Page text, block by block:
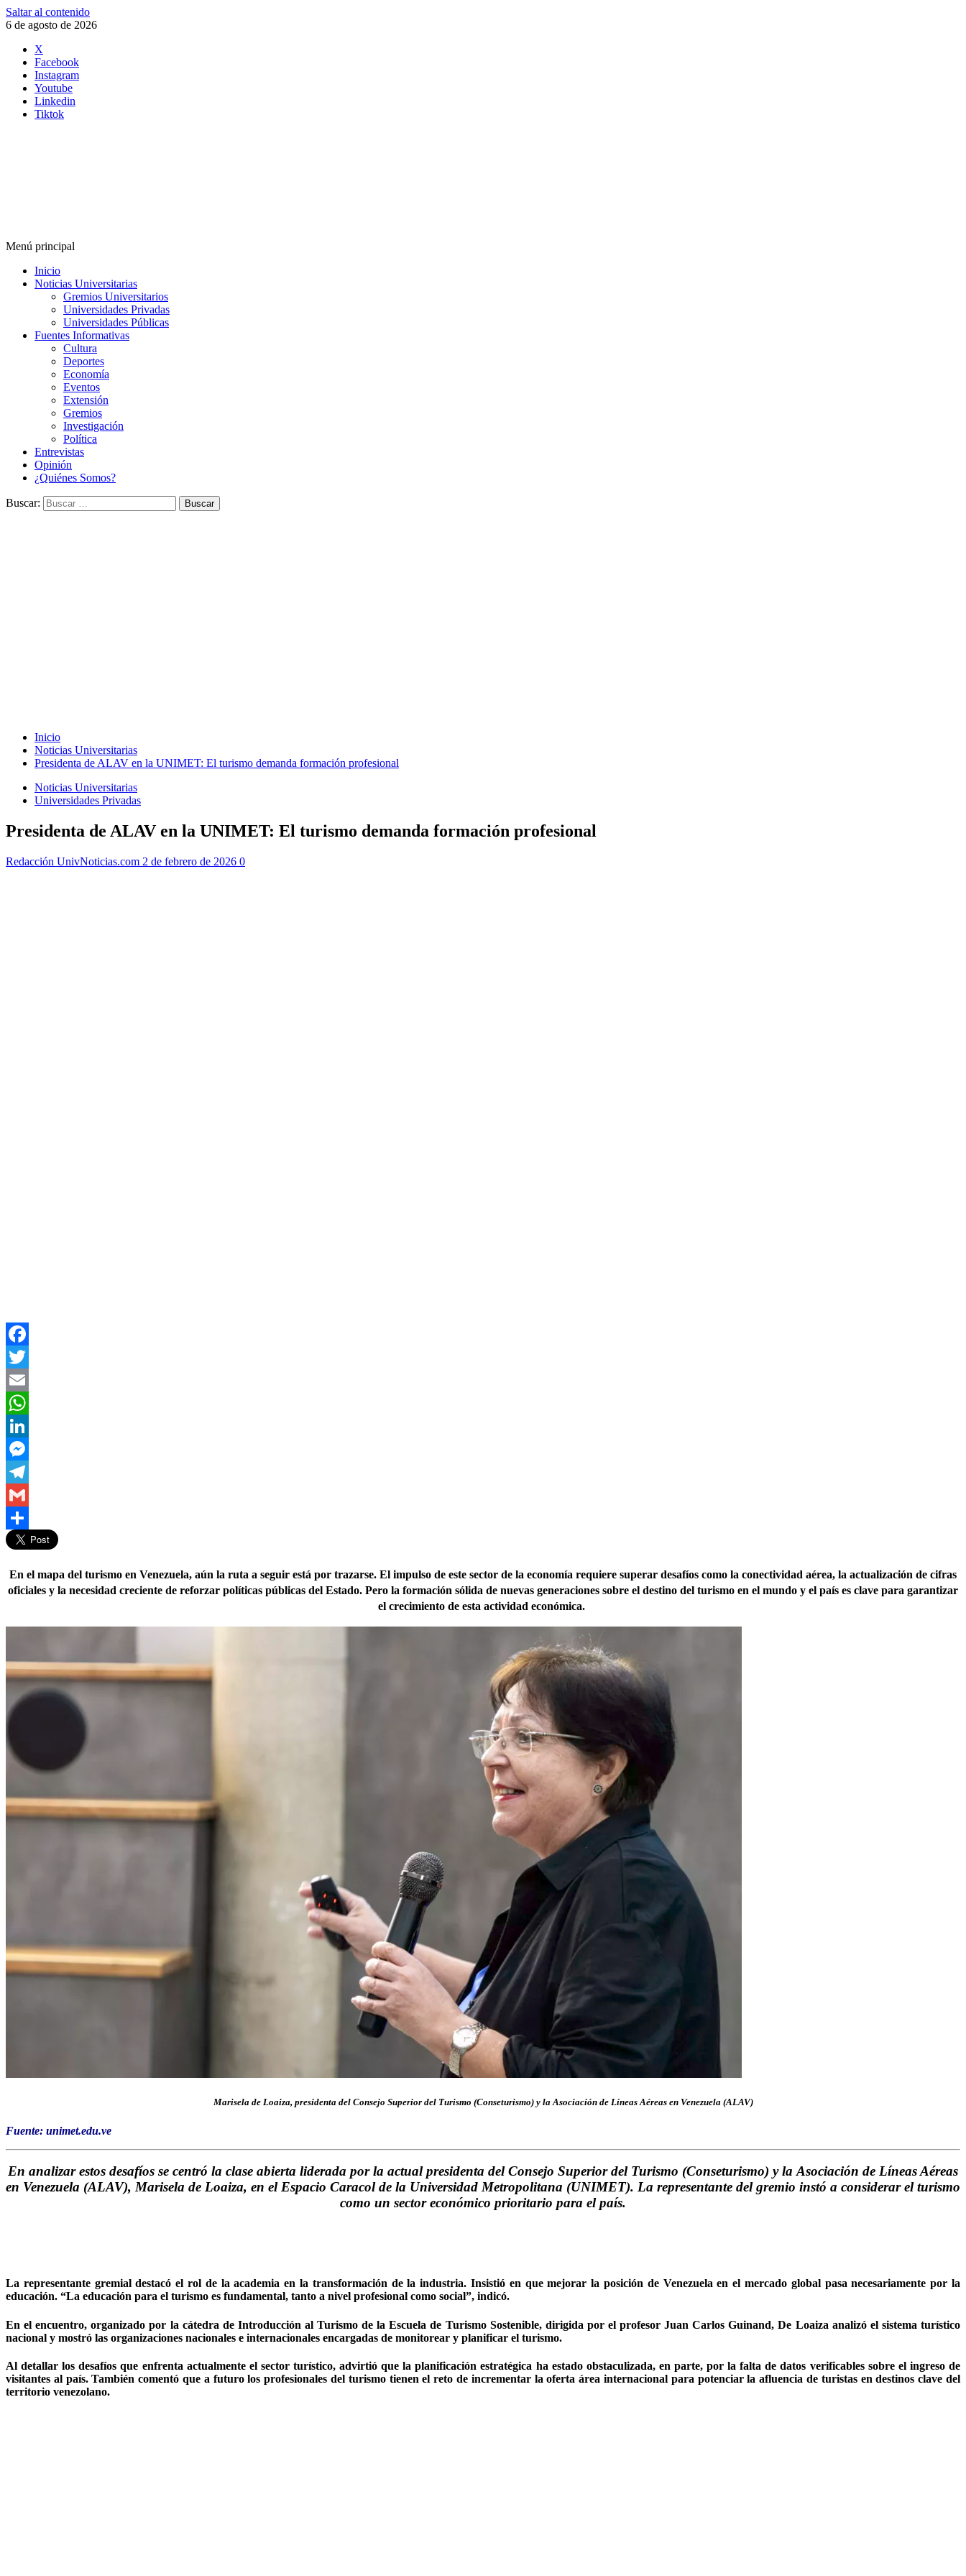
Saltar al contenido
6 de agosto de 2026
X
Facebook
Instagram
Youtube
Linkedin
Tiktok
Menú principal
Inicio
Noticias Universitarias
Gremios Universitarios
Universidades Privadas
Universidades Públicas
Fuentes Informativas
Cultura
Deportes
Economía
Eventos
Extensión
Gremios
Investigación
Política
Entrevistas
Opinión
¿Quiénes Somos?
Buscar:
Inicio
Noticias Universitarias
Presidenta de ALAV en la UNIMET: El turismo demanda formación profesional
Noticias Universitarias
Universidades Privadas
Presidenta de ALAV en la UNIMET: El turismo demanda formación profesional
Redacción UnivNoticias.com 2 de febrero de 2026 0
Facebook
Twitter
Email
WhatsApp
LinkedIn
Messenger
Telegram
Gmail
Compartir
En el mapa del turismo en Venezuela, aún la ruta a seguir está por trazarse. El impulso de este sector de la economía requiere superar desafíos como la conectividad aérea, la actualización de cifras
oficiales y la necesidad creciente de reforzar políticas públicas del Estado. Pero la formación sólida de nuevas generaciones sobre el destino del turismo en el mundo y el país es clave para garantizar
el crecimiento de esta actividad económica.
Marisela de Loaiza, presidenta del Consejo Superior del Turismo (Conseturismo) y laAsociación de Líneas Aéreas en Venezuela (ALAV)
Fuente: unimet.edu.ve
En analizar estos desafíos se centró la clase abierta liderada por la actual presidenta delConsejo Superior del Turismo (Conseturismo) y laAsociación de Líneas Aéreas
en Venezuela (ALAV), Marisela de Loaiza, en el Espacio Caracol de la Universidad Metropolitana (UNIMET). La representante del gremio instó a considerar el turismo
como un sector económico prioritario para el país.
La representante gremial destacó el rol de la academia en la transformación de la industria. Insistió en que mejorar la posición de Venezuela en el mercado global pasa necesariamente por la
educación. “La educación para el turismo es fundamental, tanto a nivel profesional como social”, indicó.
En el encuentro, organizado por la cátedra de Introducción al Turismo de la Escuela de Turismo Sostenible, dirigida por el profesor Juan Carlos Guinand, De Loaiza analizó el sistema turístico
nacional y mostró las organizaciones nacionales e internacionales encargadas de monitorear y planificar el turismo.
Al detallar los desafíos que enfrenta actualmente el sector turístico, advirtió que la planificación estratégica ha estado obstaculizada, en parte, por la falta de datos verificables sobre el ingreso de
visitantes al país. También comentó que a futuro los profesionales del turismo tienen el reto de incrementar la oferta área internacional para potenciar la afluencia de turistas en destinos clave del
territorio venezolano.